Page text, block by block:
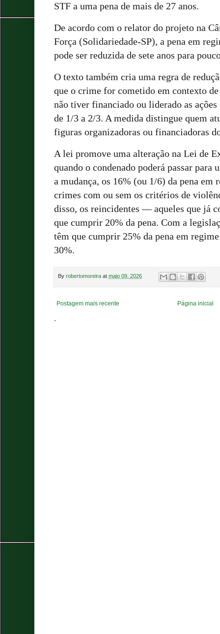
STF a uma pena de mais de 27 anos.
De acordo com o relator do projeto na
Força (Solidariedade-SP), a pena em
pode ser reduzida de sete anos para
O texto também cria uma regra de
que o crime for cometido em contexto
não tiver financiado ou liderado as
de 1/3 a 2/3. A medida distingue quem
figuras organizadoras ou financiadoras
A lei promove uma alteração na Lei de
quando o condenado poderá passar para
a mudança, os 16% (ou 1/6) da pena em
crimes com ou sem os critérios de
disso, os reincidentes — aqueles que já
que cumprir 20% da pena. Com a
têm que cumprir 25% da pena em
30%.
By robertomoreira at maio 09, 2026
Postagem mais recente Página inicial
.